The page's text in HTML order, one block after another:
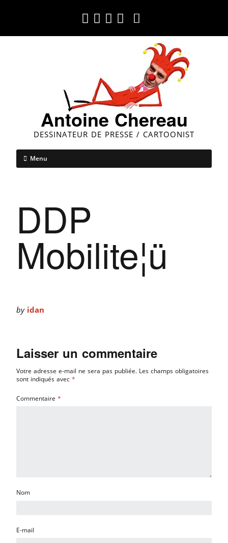
Antoine Chereau
DESSINATEUR DE PRESSE / CARTOONIST
Menu
DDP
Mobilite¦ü
by idan
Laisser un commentaire
Votre adresse e-mail ne sera pas publiée. Les champs obligatoires
sont indiqués avec *
Commentaire *
Nom
E-mail